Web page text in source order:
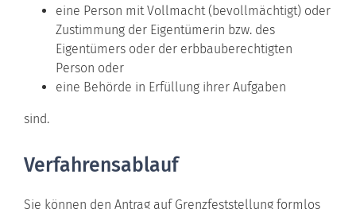
eine Person mit Vollmacht (bevollmächtigt) oder
Zustimmung der Eigentümerin bzw. des
Eigentümers oder der erbbauberechtigten
Person oder
eine Behörde in Erfüllung ihrer Aufgaben
sind.
Verfahrensablauf
Sie können den Antrag auf Grenzfeststellung formlos